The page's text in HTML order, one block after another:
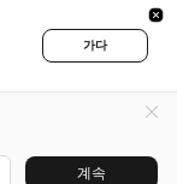
가다
계속